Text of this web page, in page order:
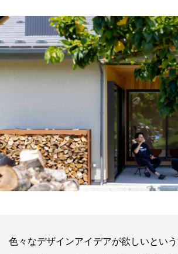
色々なデザインアイデアが欲しいという